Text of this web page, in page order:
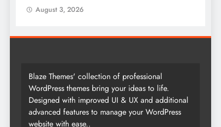
August 3, 2026
Blaze Themes' collection of professional
WordPress themes bring your ideas to life.
Designed with improved UI & UX and additional
advanced features to manage your WordPress
website with ease..